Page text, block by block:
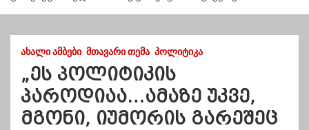
ᲐᲮᲐᲚᲘ ᲐᲛᲑᲔᲑᲘ ᲛᲗᲐᲕᲐᲠᲘ ᲗᲔᲛᲐ ᲞᲝᲚᲘᲢᲘᲙᲐ
„ეს პოლიტიკის
პაროდიაა…ამაზე უკვე,
მგონი, იუმორის გარეშეც